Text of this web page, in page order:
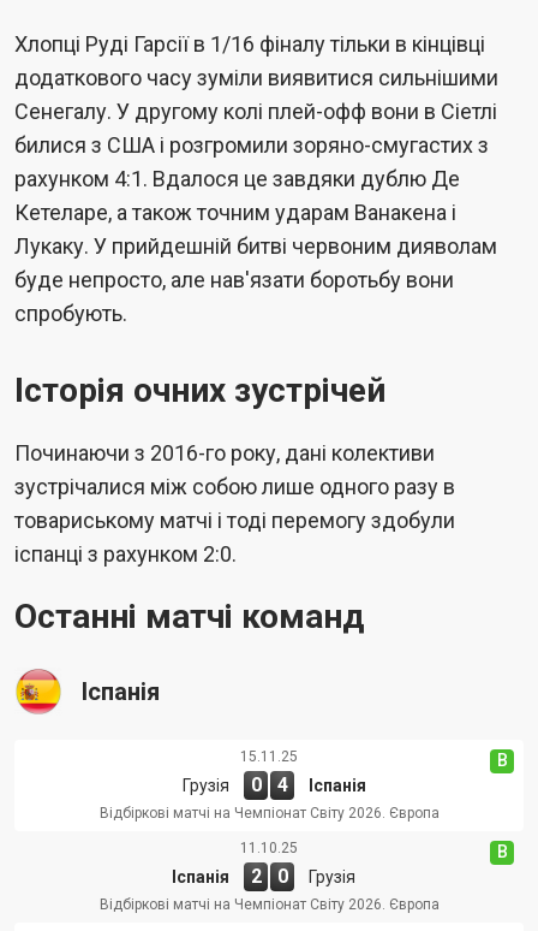
Хлопці Руді Гарсії в 1/16 фіналу тільки в кінцівці
додаткового часу зуміли виявитися сильнішими
Сенегалу. У другому колі плей-офф вони в Сіетлі
билися з США і розгромили зоряно-смугастих з
рахунком 4:1. Вдалося це завдяки дублю Де
Кетеларе, а також точним ударам Ванакена і
Лукаку. У прийдешній битві червоним дияволам
буде непросто, але нав'язати боротьбу вони
спробують.
Історія очних зустрічей
Починаючи з 2016-го року, дані колективи
зустрічалися між собою лише одного разу в
товариському матчі і тоді перемогу здобули
іспанці з рахунком 2:0.
Останні матчі команд
Іспанія
В
15.11.25
Грузія 0 4 Іспанія
Відбіркові матчі на Чемпіонат Світу 2026. Європа
В
11.10.25
Іспанія 2 0 Грузія
Відбіркові матчі на Чемпіонат Світу 2026. Європа